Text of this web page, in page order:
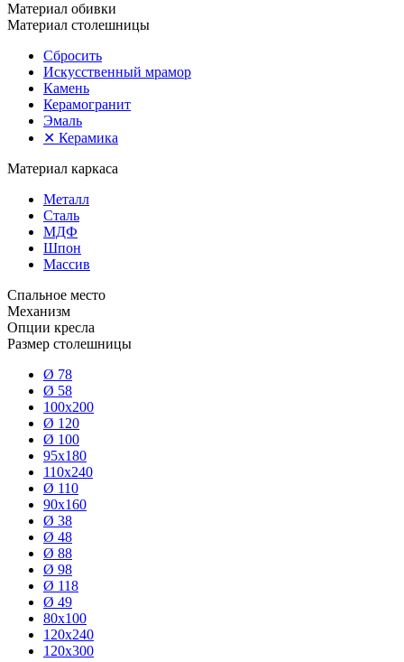
Материал обивки
Материал столешницы
Сбросить
Искусственный мрамор
Камень
Керамогранит
Эмаль
✕ Керамика
Материал каркаса
Металл
Сталь
МДФ
Шпон
Массив
Спальное место
Механизм
Опции кресла
Размер столешницы
Ø 78
Ø 58
100x200
Ø 120
Ø 100
95x180
110x240
Ø 110
90x160
Ø 38
Ø 48
Ø 88
Ø 98
Ø 118
Ø 49
80x100
120x240
120x300